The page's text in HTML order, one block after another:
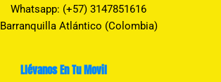
Whatsapp: (+57) 3147851616
Barranquilla Atlántico (Colombia)
Llévanos En Tu Movil